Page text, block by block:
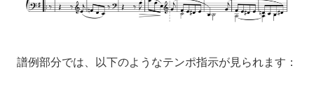
譜例部分では、以下のようなテンポ指示が見られます：